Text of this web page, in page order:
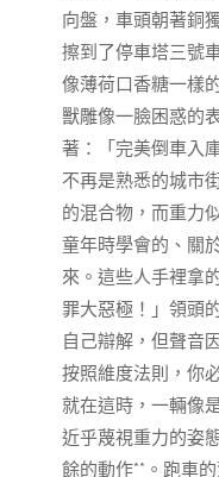
向盤，車頭朝著銅
擦到了停車塔三號
像薄荷口香糖一樣
獸雕像一臉困惑的
著：「完美倒車入
不再是熟悉的城市
的混合物，而重力
童年時學會的、關
來。這些人手裡拿
罪大惡極！」領頭
自己辯解，但聲音
按照維度法則，你
就在這時，一輛像
近乎蔑視重力的姿
餘的動作**。跑車